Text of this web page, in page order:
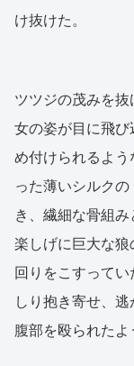
け抜けた。
ツツジの茂みを
女の姿が目に飛
め付けられるよう
った薄いシルク
き、繊細な骨組
楽しげに巨大な
回りをこすって
しり抱き寄せ、逃
腹部を殴られたよ